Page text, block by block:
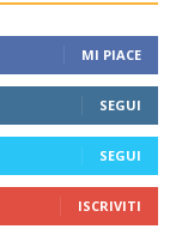
MI PIACE
SEGUI
SEGUI
ISCRIVITI